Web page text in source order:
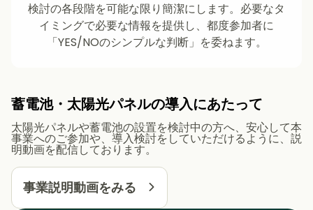
検討の各段階を可能な限り簡潔にします。必要なタ
イミングで必要な情報を提供し、都度参加者に
「YES/NOのシンプルな判断」を委ねます。
蓄電池・太陽光パネルの導入にあたって
太陽光パネルや蓄電池の設置を検討中の方へ、安心して本
事業へのご参加や、導入検討をしていただけるように、説
明動画を配信しております。
事業説明動画をみる